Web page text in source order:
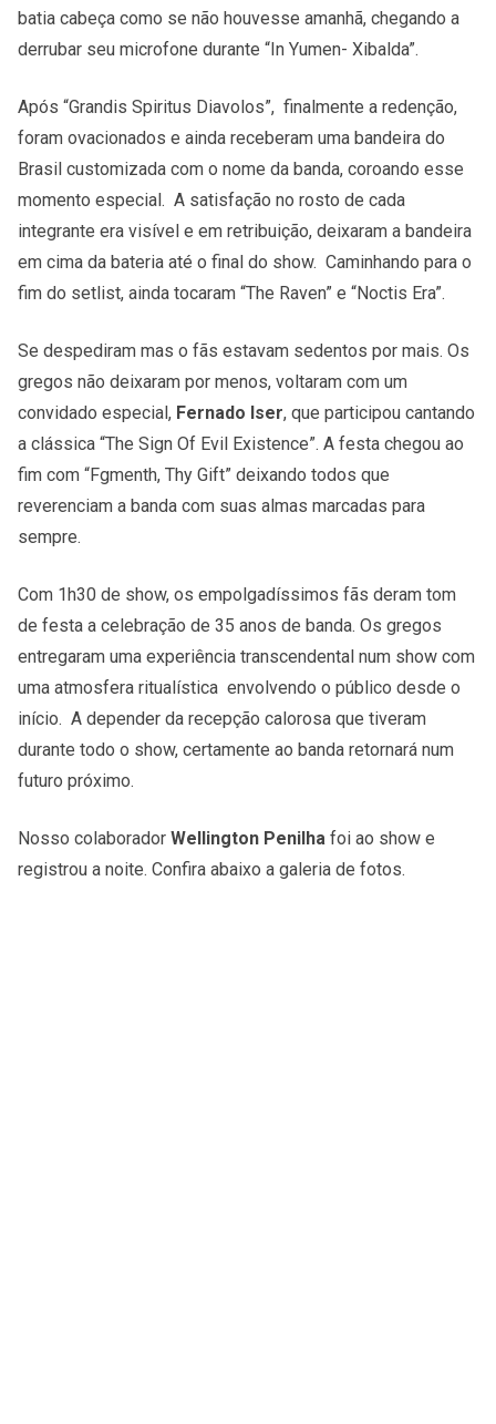
batia cabeça como se não houvesse amanhã, chegando a
derrubar seu microfone durante “In Yumen- Xibalda”.
Após “Grandis Spiritus Diavolos”, finalmente a redenção,
foram ovacionados e ainda receberam uma bandeira do
Brasil customizada com o nome da banda, coroando esse
momento especial. A satisfação no rosto de cada
integrante era visível e em retribuição, deixaram a bandeira
em cima da bateria até o final do show. Caminhando para o
fim do setlist, ainda tocaram “The Raven” e “Noctis Era”.
Se despediram mas o fãs estavam sedentos por mais. Os
gregos não deixaram por menos, voltaram com um
convidado especial, Fernado Iser, que participou cantando
a clássica “The Sign Of Evil Existence”. A festa chegou ao
fim com “Fgmenth, Thy Gift” deixando todos que
reverenciam a banda com suas almas marcadas para
sempre.
Com 1h30 de show, os empolgadíssimos fãs deram tom
de festa a celebração de 35 anos de banda. Os gregos
entregaram uma experiência transcendental num show com
uma atmosfera ritualística envolvendo o público desde o
início. A depender da recepção calorosa que tiveram
durante todo o show, certamente ao banda retornará num
futuro próximo.
Nosso colaborador Wellington Penilha foi ao show e
registrou a noite. Confira abaixo a galeria de fotos.